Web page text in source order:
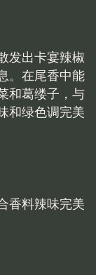
发出卡宴辣椒
。在尾香中能
和葛缕子，与
和绿色调完美
香料辣味完美